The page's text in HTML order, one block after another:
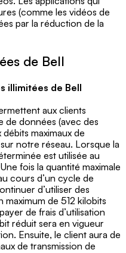
(comme les vidéos de
par la réduction de la
de Bell
illimitées de Bell
aux clients
de données (avec des
maximaux de
notre réseau. Lorsque la
est utilisée au
fois la quantité maximale
cours d’un cycle de
d’utiliser des
de 512 kilobits
de frais d’utilisation
réduit sera en vigueur
Ensuite, le client aura de
de transmission de